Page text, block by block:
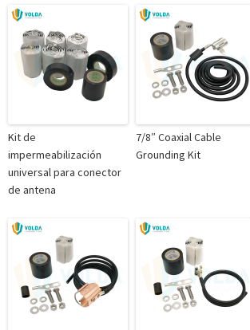
Kit de
impermeabilización
universal para conector
de antena
7/8″ Coaxial Cable
Grounding Kit